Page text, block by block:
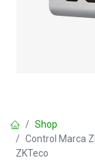
Shop
Control Marca
ZKTeco